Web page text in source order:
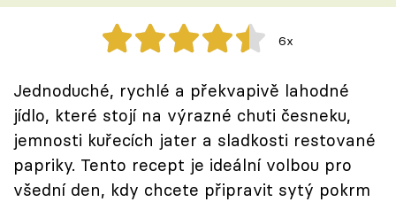
Sledujte prima+
Přihlášení
Sledujte nás
6x
Jednoduché, rychlé a překvapivě lahodné
jídlo, které stojí na výrazné chuti česneku,
jemnosti kuřecích jater a sladkosti restované
papriky. Tento recept je ideální volbou pro
všední den, kdy chcete připravit sytý pokrm